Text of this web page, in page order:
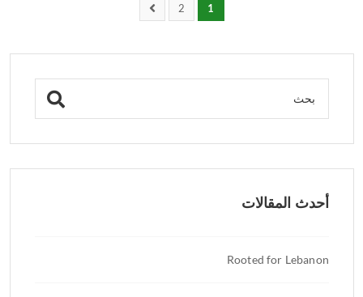
1
2
أحدث المقالات
Rooted for Lebanon